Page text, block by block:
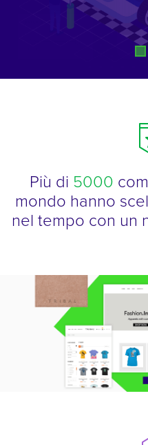
Più di 5000
mondo hanno
nel tempo con un